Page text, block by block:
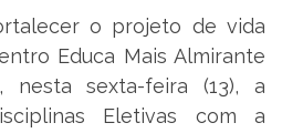
o projeto de vida
Educa Mais Almirante
nesta sexta-feira (13), a
Eletivas com a